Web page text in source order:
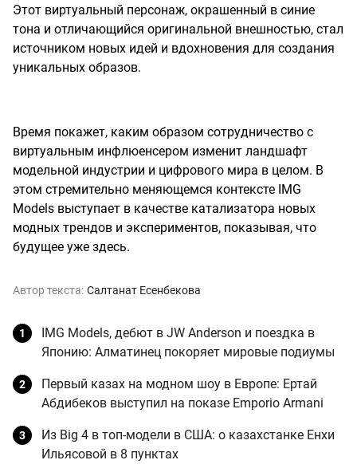
Этот виртуальный персонаж, окрашенный в синие
тона и отличающийся оригинальной внешностью, стал
источником новых идей и вдохновения для создания
уникальных образов.
Время покажет, каким образом сотрудничество с
виртуальным инфлюенсером изменит ландшафт
модельной индустрии и цифрового мира в целом. В
этом стремительно меняющемся контексте IMG
Models выступает в качестве катализатора новых
модных трендов и экспериментов, показывая, что
будущее уже здесь.
Автор текста: Салтанат Есенбекова
IMG Models, дебют в JW Anderson и поездка в
Японию: Алматинец покоряет мировые подиумы
Первый казах на модном шоу в Европе: Ертай
Абдибеков выступил на показе Emporio Armani
Из Big 4 в топ-модели в США: о казахстанке Енхи
Ильясовой в 8 пунктах